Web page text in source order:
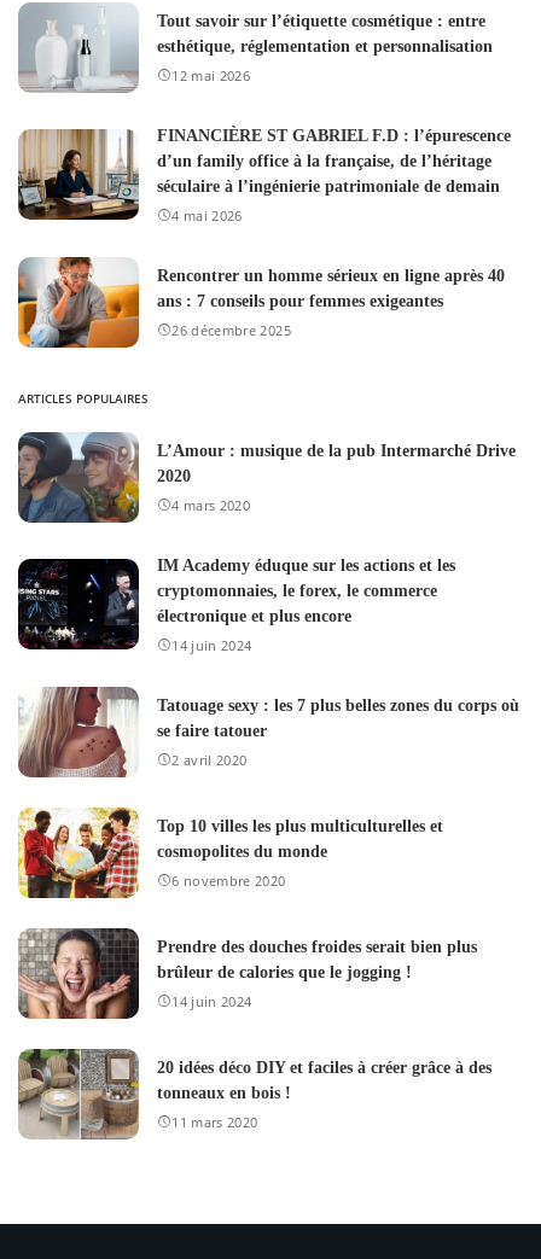
Tout savoir sur l’étiquette cosmétique : entre
esthétique, réglementation et personnalisation
12 mai 2026
FINANCIÈRE ST GABRIEL F.D : l’épurescence
d’un family office à la française, de l’héritage
séculaire à l’ingénierie patrimoniale de demain
4 mai 2026
Rencontrer un homme sérieux en ligne après 40
ans : 7 conseils pour femmes exigeantes
26 décembre 2025
ARTICLES POPULAIRES
L’Amour : musique de la pub Intermarché Drive
2020
4 mars 2020
IM Academy éduque sur les actions et les
cryptomonnaies, le forex, le commerce
électronique et plus encore
14 juin 2024
Tatouage sexy : les 7 plus belles zones du corps où
se faire tatouer
2 avril 2020
Top 10 villes les plus multiculturelles et
cosmopolites du monde
6 novembre 2020
Prendre des douches froides serait bien plus
brûleur de calories que le jogging !
14 juin 2024
20 idées déco DIY et faciles à créer grâce à des
tonneaux en bois !
11 mars 2020